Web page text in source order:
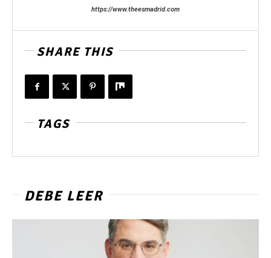
https://www.theesmadrid.com
SHARE THIS
TAGS
DEBE LEER